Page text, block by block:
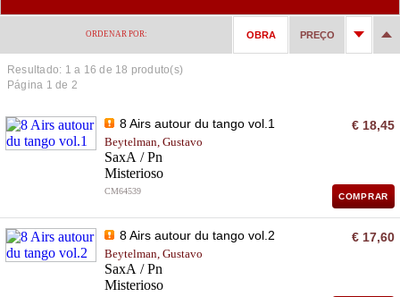
ORDENAR POR: OBRA PREÇO
Resultado: 1 a 16 de 18 produto(s)
Página 1 de 2
8 Airs autour du tango vol.1
Beytelman, Gustavo
SaxA / Pn
Misterioso
CM64539
€ 18,45
COMPRAR
8 Airs autour du tango vol.2
Beytelman, Gustavo
SaxA / Pn
Misterioso
€ 17,60